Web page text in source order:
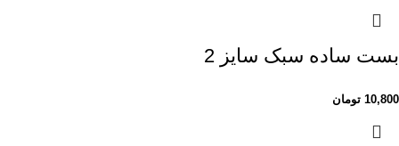
بست ساده سبک سایز 2
10,800 تومان